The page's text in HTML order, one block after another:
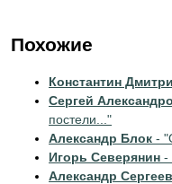
Похожие
Константин
Сергей
постели..."
Александр Блок -
Игорь Северянин -
Александр